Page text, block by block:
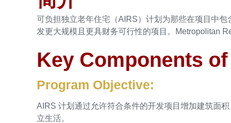
可负担独立老年住宅（AIRS）计划为那些在项目中
发更大规模且更具财务可行性的项目。Metropolitan
Key Components
Program Objective:
AIRS 计划通过允许符合条件的开发项目增加建筑面
立生活。